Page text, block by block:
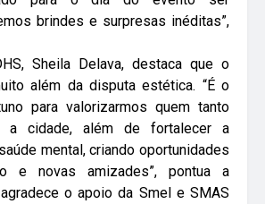
brindes e surpresas inéditas”,
Sheila Delava, destaca que o
além da disputa estética. “É o
para valorizarmos quem tanto
a cidade, além de fortalecer a
mental, criando oportunidades
e novas amizades”, pontua a
o apoio da Smel e SMAS